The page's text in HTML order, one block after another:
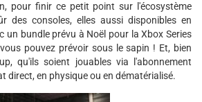
pour finir ce petit point sur l'écosystème
des consoles, elles aussi disponibles en
un bundle prévu à Noël pour la Xbox Series
pouvez prévoir sous le sapin ! Et, bien
qu'ils soient jouables via l'abonnement
direct, en physique ou en dématérialisé.